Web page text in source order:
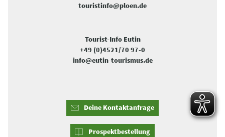
touristinfo@ploen.de
Tourist-Info Eutin
+49 (0)4521/70 97-0
info@eutin-tourismus.de
Deine Kontaktanfrage
Prospektbestellung